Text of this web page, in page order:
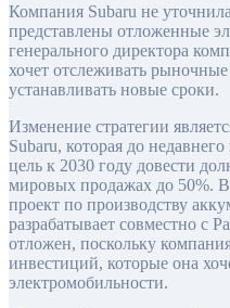
Компания Subaru не
представлены отложенные
генерального директора
хочет отслеживать
устанавливать новые сроки.
Изменение стратегии
Subaru, которая до
цель к 2030 году довести
мировых продажах до 50%.
проект по производству
разрабатывает совместно с
отложен, поскольку
инвестиций, которые она
электромобильности.